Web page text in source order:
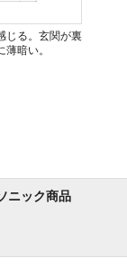
じる。玄関が裏
暗い。
ニック商品